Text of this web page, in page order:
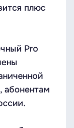
плюс
Pro
абонентам